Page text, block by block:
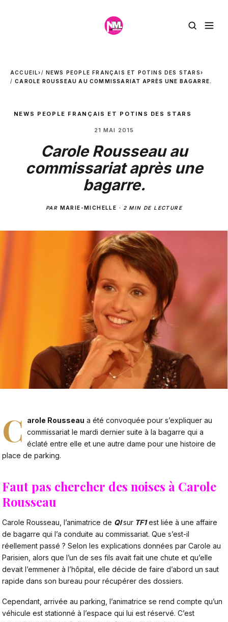
ACCUEIL› NEWS PEOPLE FRANÇAIS ET POTINS DES STARS›
CAROLE ROUSSEAU AU COMMISSARIAT APRÈS UNE BAGARRE.
NEWS PEOPLE FRANÇAIS ET POTINS DES STARS
21 MAI 2015
Carole Rousseau au
commissariat après une
bagarre.
PAR MARIE-MICHELLE · 2 MIN DE LECTURE
C arole Rousseau a été convoquée pour s’expliquer au
commissariat le mardi dernier suite à la bagarre qui a
éclaté entre elle et une autre dame pour une histoire de
place de parking.
Faut pas chercher des noises à Carole
Rousseau
Carole Rousseau, l’animatrice de QIsur TF1est liée à une affaire
de bagarre qui l’a conduite au commissariat. Que s’est-il
réellement passé ? Selon les explications données par Carole au
Parisien, alors que l’un de ses fils avait fait une chute et qu’elle
devait l’emmener à l’hôpital, elle décide de faire d’abord un saut
rapide dans son bureau pour récupérer des dossiers.
Cependant, arrivée au parking, l’animatrice se rend compte qu’un
véhicule est stationné à l’espace qui lui est réservé. C’est